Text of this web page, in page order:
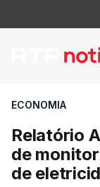
ECONOMIA
Relatório
de
de